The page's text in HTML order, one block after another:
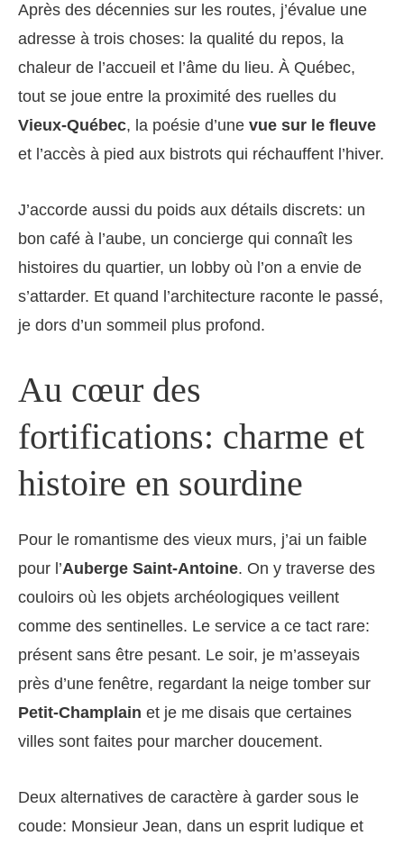
Après des décennies sur les routes, j’évalue une
adresse à trois choses: la qualité du repos, la
chaleur de l’accueil et l’âme du lieu. À Québec,
tout se joue entre la proximité des ruelles du
Vieux-Québec, la poésie d’une vue sur le fleuve
et l’accès à pied aux bistrots qui réchauffent l’hiver.
J’accorde aussi du poids aux détails discrets: un
bon café à l’aube, un concierge qui connaît les
histoires du quartier, un lobby où l’on a envie de
s’attarder. Et quand l’architecture raconte le passé,
je dors d’un sommeil plus profond.
Au cœur des
fortifications: charme et
histoire en sourdine
Pour le romantisme des vieux murs, j’ai un faible
pour l’Auberge Saint-Antoine. On y traverse des
couloirs où les objets archéologiques veillent
comme des sentinelles. Le service a ce tact rare:
présent sans être pesant. Le soir, je m’asseyais
près d’une fenêtre, regardant la neige tomber sur
Petit-Champlain et je me disais que certaines
villes sont faites pour marcher doucement.
Deux alternatives de caractère à garder sous le
coude: Monsieur Jean, dans un esprit ludique et